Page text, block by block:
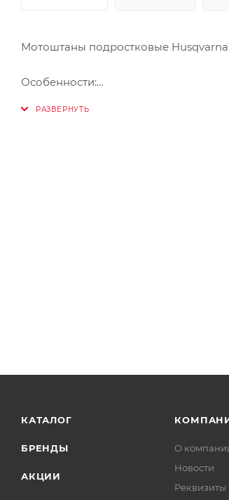
Мотоштаны подростковые Husqvarna
Особенности:
КАТАЛОГ
БРЕНДЫ
АКЦИИ
О
Новости
Реквизиты